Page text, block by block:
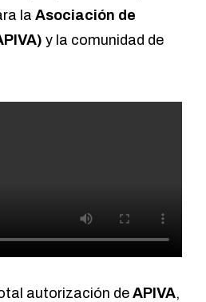
la Asociación de
y la comunidad de
autorización de APIVA,